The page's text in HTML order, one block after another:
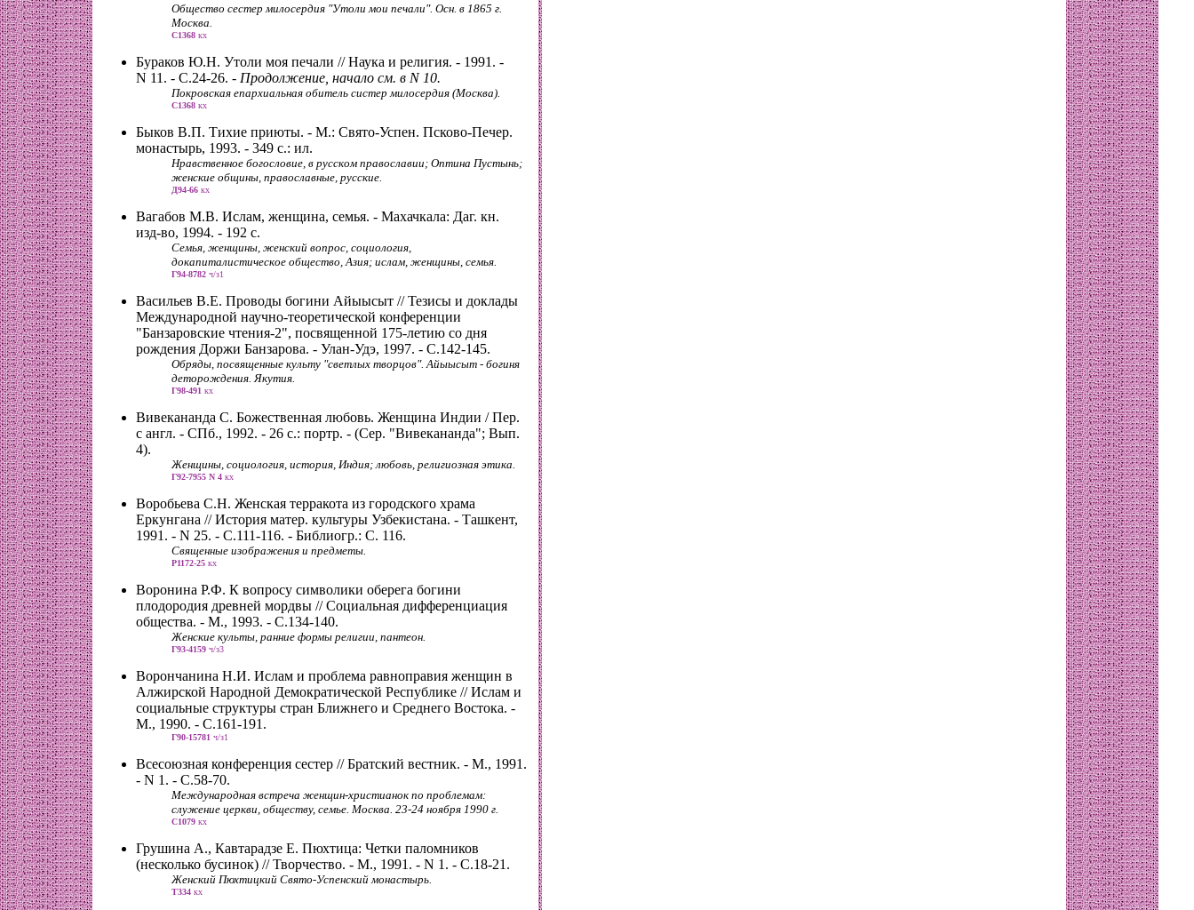
Общество сестер милосердия "Утоли мои печали". Осн. в 1865 г.
Москва.
С1368 кх
Бураков Ю.Н. Утоли моя печали // Наука и религия. - 1991. -
N 11. - С.24-26. - Продолжение, начало см. в N 10.
Покровская епархиальная обитель систер милосердия (Москва).
С1368 кх
Быков В.П. Тихие приюты. - М.: Свято-Успен. Псково-Печер.
монастырь, 1993. - 349 с.: ил.
Нравственное богословие, в русском православии; Оптина Пустынь;
женские общины, православные, русские.
Д94-66 кх
Вагабов М.В. Ислам, женщина, семья. - Махачкала: Даг. кн.
изд-во, 1994. - 192 с.
Семья, женщины, женский вопрос, социология,
докапиталистическое общество, Азия; ислам, женщины, семья.
Г94-8782 ч/з1
Васильев В.Е. Проводы богини Айыысыт // Тезисы и доклады
Международной научно-теоретической конференции
"Банзаровские чтения-2", посвященной 175-летию со дня
рождения Доржи Банзарова. - Улан-Удэ, 1997. - С.142-145.
Обряды, посвященные культу "светлых творцов". Айыысыт - богиня
деторождения. Якутия.
Г98-491 кх
Вивекананда С. Божественная любовь. Женщина Индии / Пер.
с англ. - СПб., 1992. - 26 с.: портр. - (Сер. "Вивекананда"; Вып.
4).
Женщины, социология, история, Индия; любовь, религиозная этика.
Г92-7955 N 4 кх
Воробьева С.Н. Женская терракота из городского храма
Еркунгана // История матер. культуры Узбекистана. - Ташкент,
1991. - N 25. - С.111-116. - Библиогр.: С. 116.
Священные изображения и предметы.
Р1172-25 кх
Воронина Р.Ф. К вопросу символики оберега богини
плодородия древней мордвы // Социальная дифференциация
общества. - М., 1993. - С.134-140.
Женские культы, ранние формы религии, пантеон.
Г93-4159 ч/з3
Ворончанина Н.И. Ислам и проблема равноправия женщин в
Алжирской Народной Демократической Республике // Ислам и
социальные структуры стран Ближнего и Среднего Востока. -
М., 1990. - С.161-191.
Г90-15781 ч/з1
Всесоюзная конференция сестер // Братский вестник. - М., 1991.
- N 1. - С.58-70.
Международная встреча женщин-христианок по проблемам:
служение церкви, обществу, семье. Москва. 23-24 ноября 1990 г.
С1079 кх
Грушина А., Кавтарадзе Е. Пюхтица: Четки паломников
(несколько бусинок) // Творчество. - М., 1991. - N 1. - С.18-21.
Женский Пюхтицкий Свято-Успенский монастырь.
Т334 кх